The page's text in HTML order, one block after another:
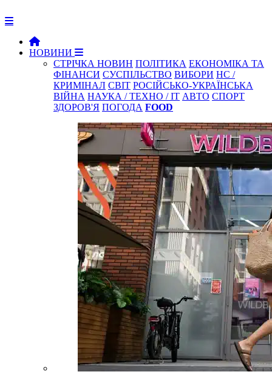
НОВИНИ
СТРІЧКА НОВИН ПОЛІТИКА ЕКОНОМІКА ТА
ФІНАНСИ СУСПІЛЬСТВО ВИБОРИ НС /
КРИМІНАЛ СВІТ РОСІЙСЬКО-УКРАЇНСЬКА
ВІЙНА НАУКА / ТЕХНО / IT АВТО СПОРТ
ЗДОРОВ'Я ПОГОДА FOOD